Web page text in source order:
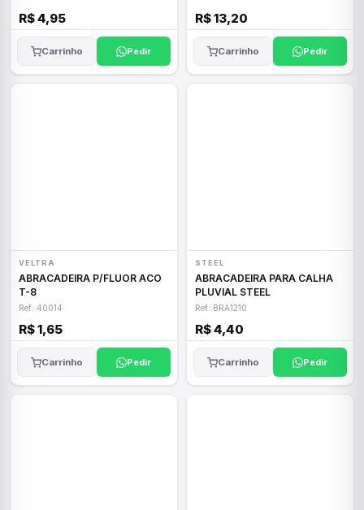
R$ 4,95
Carrinho Pedir
R$ 13,20
Carrinho Pedir
VELTRA
ABRACADEIRA P/FLUOR ACO
T-8
Ref: 40014
R$ 1,65
Carrinho Pedir
STEEL
ABRACADEIRA PARA CALHA
PLUVIAL STEEL
Ref: BRA1210
R$ 4,40
Carrinho Pedir